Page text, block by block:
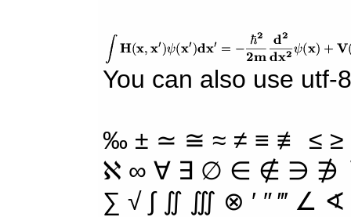
You can also use utf-
‰ ± ≃ ≅ ≈ ≠ ≡ ≢ ≤
ℵ ∞ ∀ ∃ ∅ ∈ ∉ ∋ ∌
∑ √ ∫ ∬ ∭ ⊗ ′ ″ ‴ ∠